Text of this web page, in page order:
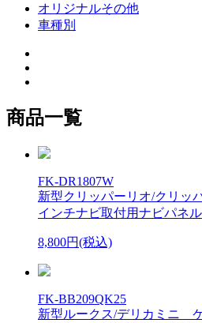
オリジナルその他
車種別
商品一覧
FK-DR1807W
新型クリッパーリオ/クリッ
インチナビ取付用ナビパネル
8,800円(税込)
FK-BB209QK25
新型ルークス/デリカミニ